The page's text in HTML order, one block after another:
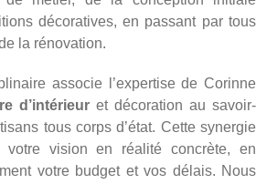
décoratives, en passant par tous
la rénovation.
associe l’expertise de Corinne
d’intérieur et décoration au savoir-
tous corps d’état. Cette synergie
votre vision en réalité concrète, en
votre budget et vos délais. Nous